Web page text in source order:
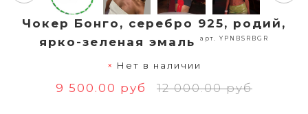
Чокер Бонго, серебро 925, родий,
ярко-зеленая эмаль
арт. YPNBSRBGR
Нет в наличии
9 500.00 руб 12 000.00 руб